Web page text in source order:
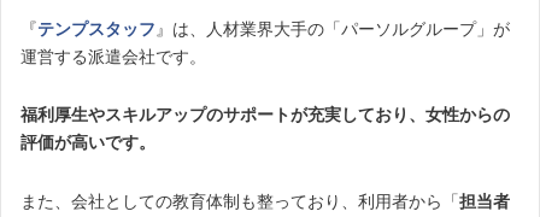
『テンプスタッフ 』は、人材業界大手の「パーソルグループ」が
運営する派遣会社です。
福利厚生やスキルアップのサポートが充実しており、女性からの
評価が高いです。
また、会社としての教育体制も整っており、利用者から「担当者